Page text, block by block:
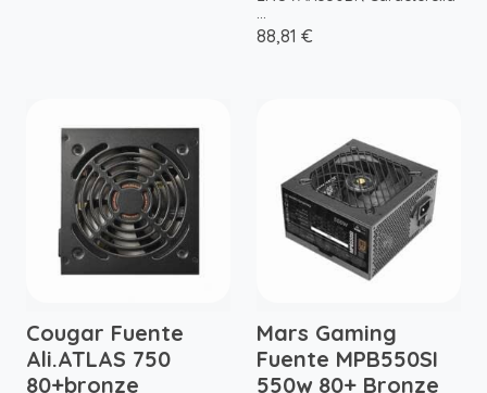
...
88,81 €
Cougar Fuente
Ali.ATLAS 750
80+bronze
Mars Gaming
Fuente MPB550SI
550w 80+ Bronze